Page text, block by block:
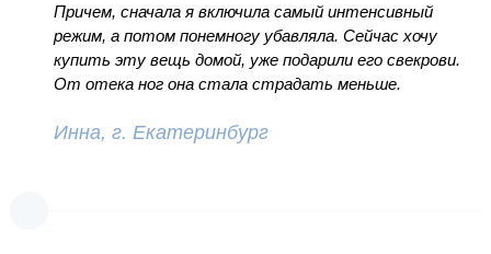
Причем, сначала я включила самый интенсивный
режим, а потом понемногу убавляла. Сейчас хочу
купить эту вещь домой, уже подарили его свекрови.
От отека ног она стала страдать меньше.
Инна, г. Екатеринбург